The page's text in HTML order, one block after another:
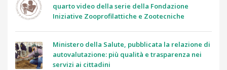
quarto video della serie della Fondazione
Iniziative Zooprofilattiche e Zootecniche
Ministero della Salute, pubblicata la relazione di
autovalutazione: più qualità e trasparenza nei
servizi ai cittadini